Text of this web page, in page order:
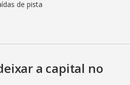
de pista
a capital no